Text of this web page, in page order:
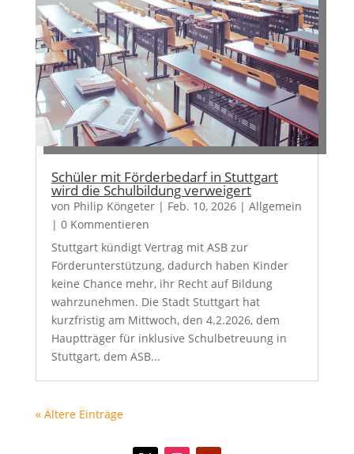
Schüler mit Förderbedarf in Stuttgart
wird die Schulbildung verweigert
von Philip Köngeter| Feb. 10, 2026| Allgemein
| 0 Kommentieren
Stuttgart kündigt Vertrag mit ASB zur
Förderunterstützung, dadurch haben Kinder
keine Chance mehr, ihr Recht auf Bildung
wahrzunehmen. Die Stadt Stuttgart hat
kurzfristig am Mittwoch, den 4.2.2026, dem
Hauptträger für inklusive Schulbetreuung in
Stuttgart, dem ASB...
« Ältere Einträge